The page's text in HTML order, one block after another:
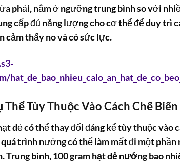
phải, nằm ở ngưỡng trung bình so với
cấp đủ năng lượng cho cơ thể để duy trì
cảm thấy no và có sức lực.
Tùy Thuộc Vào Cách Chế
dẻ có thể thay đổi đáng kể tùy thuộc vào
quá trình nướng có thể làm mất đi một
Trung bình, 100 gramhạt dẻ nướng bao